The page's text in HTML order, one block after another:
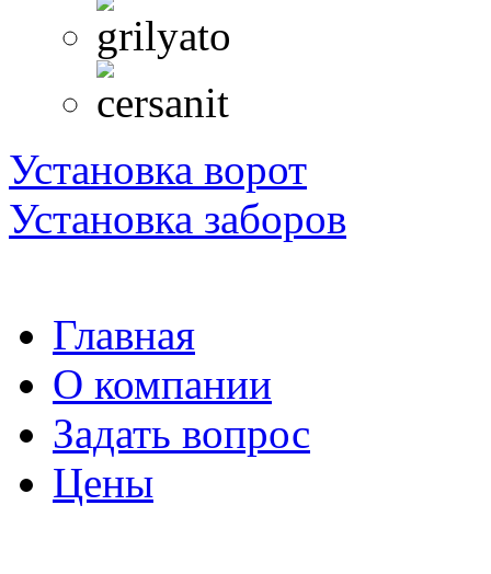
Установка ворот
Установка заборов
Главная
О компании
Задать вопрос
Цены